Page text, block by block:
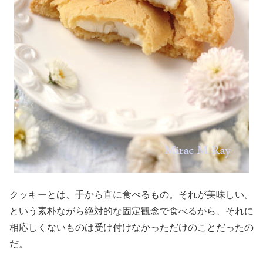
クッキーとは、手から直に食べるもの。それが美味しい。
という素朴ながら絶対的な固定観念で食べるから、それに
相応しくないものは受け付けなかっただけのことだったの
だ。